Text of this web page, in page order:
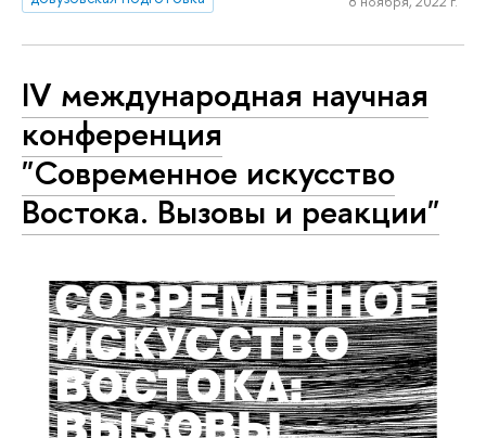
IV международная научная
конференция
"Современное искусство
Востока. Вызовы и реакции"